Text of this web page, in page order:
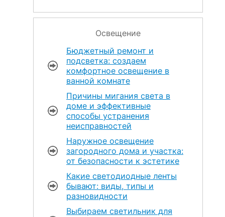
Освещение
Бюджетный ремонт и
подсветка: создаем
комфортное освещение в
ванной комнате
Причины мигания света в
доме и эффективные
способы устранения
неисправностей
Наружное освещение
загородного дома и участка:
от безопасности к эстетике
Какие светодиодные ленты
бывают: виды, типы и
разновидности
Выбираем светильник для